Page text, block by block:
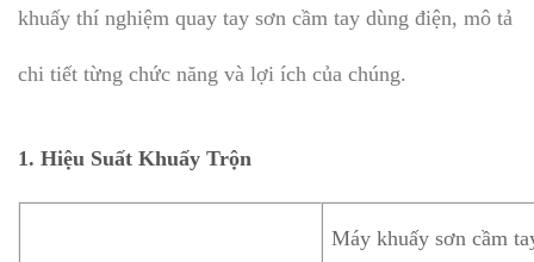
khuấy thí nghiệm quay tay sơn cầm tay dùng điện, mô tả
chi tiết từng chức năng và lợi ích của chúng.
1. Hiệu Suất Khuấy Trộn
Máy khuấy sơn cầm